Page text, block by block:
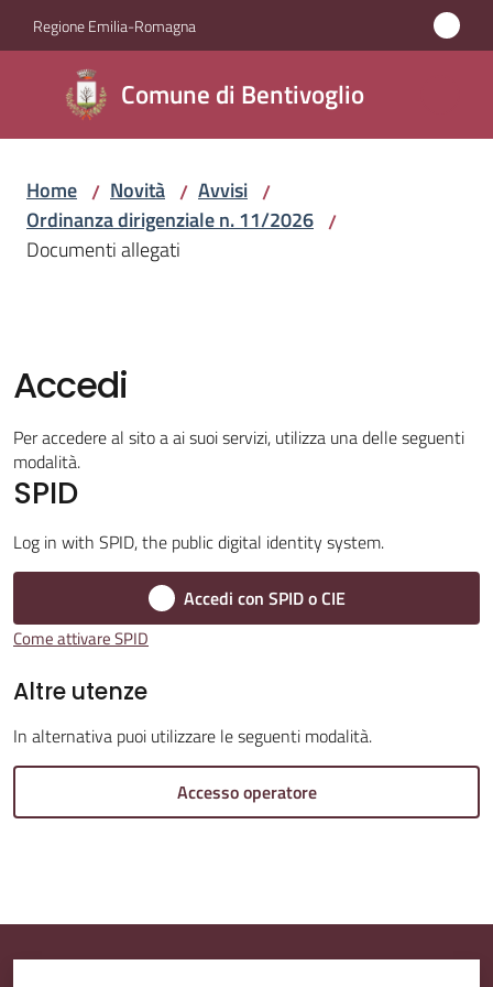
Vai al contenuto
Vai alla navigazione
Vai al footer
Regione Emilia-Romagna
Comune di Bentivoglio
Comune di
Bentivoglio
Amministrazione
Vivere
Bentivoglio
Amministrazione
l
o
r
i
Home / Novità / Avvisi /
Ordinanza dirigenziale n. 11/2026 /
Documenti allegati
Accedi
Per accedere al sito a ai suoi servizi, utilizza una delle seguenti
modalità.
SPID
Log in with SPID, the public digital identity system.
Accedi con SPID o CIE
Come attivare SPID
Altre utenze
In alternativa puoi utilizzare le seguenti modalità.
Accesso operatore